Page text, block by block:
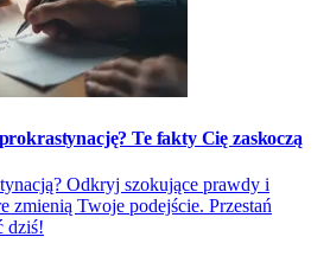
Te fakty Cię zaskoczą
Odkryj szokujące prawdy i
zmienią Twoje podejście. Przestań
dziś!